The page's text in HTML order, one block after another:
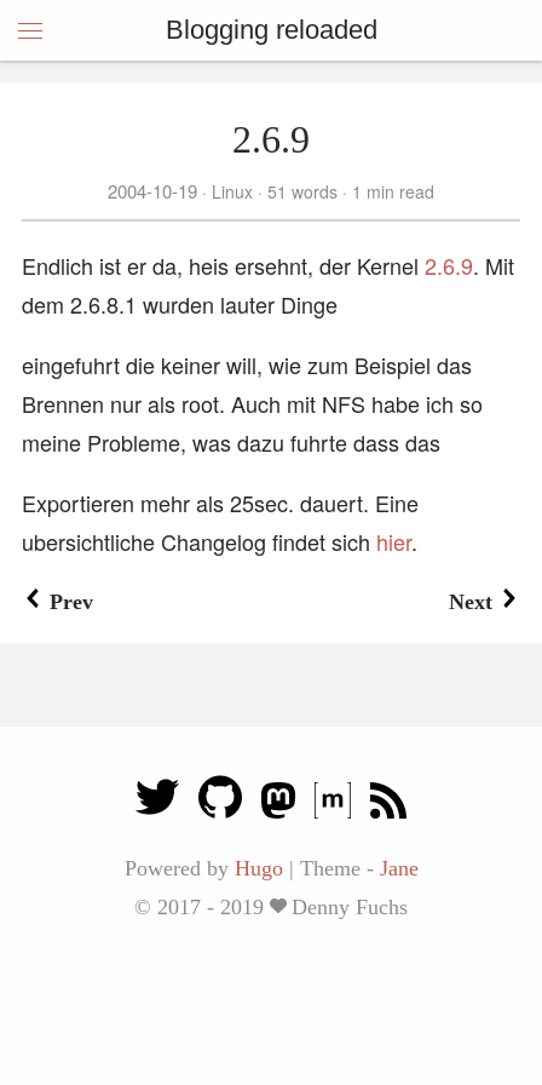
Blogging reloaded
2.6.9
2004-10-19 Linux 51 words 1 min read
Endlich ist er da, heis ersehnt, der Kernel 2.6.9. Mit
dem 2.6.8.1 wurden lauter Dinge
eingefuhrt die keiner will, wie zum Beispiel das
Brennen nur als root. Auch mit NFS habe ich so
meine Probleme, was dazu fuhrte dass das
Exportieren mehr als 25sec. dauert. Eine
ubersichtliche Changelog findet sich hier.
Prev Next
Powered by Hugo | Theme - Jane
© 2017 - 2019
Denny Fuchs